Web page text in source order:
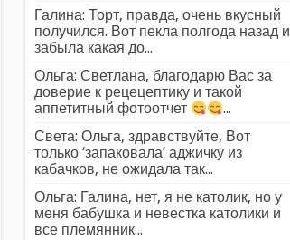
Галина: Торт, правда, очень вкусный
получился. Вот пекла полгода назад и
забыла какая до...
Ольга: Светлана, благодарю Вас за
доверие к рецецептику и такой
аппетитный фотоотчет
...
Света: Ольга, здравствуйте, Вот
только ‘запаковала’ аджичку из
кабачков, не ожидала так...
Ольга: Галина, нет, я не католик, но у
меня бабушка и невестка католики и
все племянник...